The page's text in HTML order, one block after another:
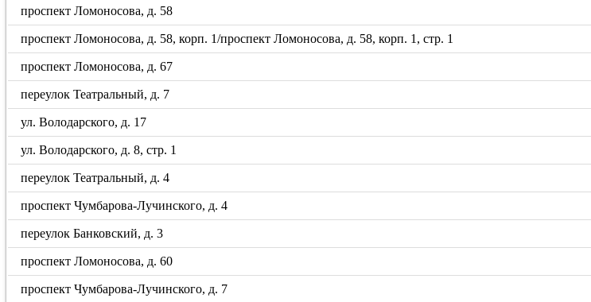
проспект Ломоносова, д. 58
проспект Ломоносова, д. 58, корп. 1/проспект Ломоносова, д. 58, корп. 1, стр. 1
проспект Ломоносова, д. 67
переулок Театральный, д. 7
ул. Володарского, д. 17
ул. Володарского, д. 8, стр. 1
переулок Театральный, д. 4
проспект Чумбарова-Лучинского, д. 4
переулок Банковский, д. 3
проспект Ломоносова, д. 60
проспект Чумбарова-Лучинского, д. 7